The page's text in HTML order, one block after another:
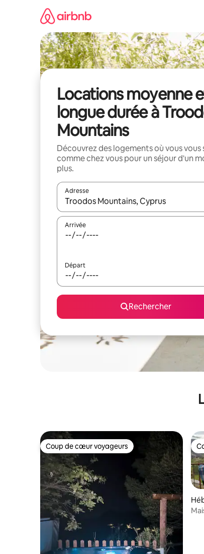
Locations moyenne
longue durée à
Mountains
Découvrez des logements où vous vous
comme chez vous pour un séjour d'un
plus.
Adresse
Lorsque les résultats s'affichent, utilisez
Arrivée
Départ
Rechercher
Coup de cœur voyageurs
Coup de cœur voyageurs